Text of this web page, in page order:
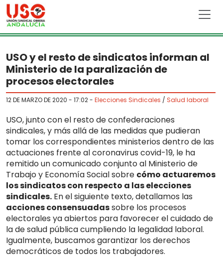
Skip to main content
USO y el resto de sindicatos informan al
Ministerio de la paralización de
procesos electorales
12 DE MARZO DE 2020 - 17:02- Elecciones Sindicales / Salud laboral
USO, junto con el resto de confederaciones
sindicales, y más allá de las medidas que pudieran
tomar los correspondientes ministerios dentro de las
actuaciones frente al coronavirus covid-19, le ha
remitido un comunicado conjunto al Ministerio de
Trabajo y Economía Social sobre cómo actuaremos
los sindicatos con respecto a las elecciones
sindicales. En el siguiente texto, detallamos las
acciones consensuadassobre los procesos
electorales ya abiertos para favorecer el cuidado de
la de salud pública cumpliendo la legalidad laboral.
Igualmente, buscamos garantizar los derechos
democráticos de todos los trabajadores.